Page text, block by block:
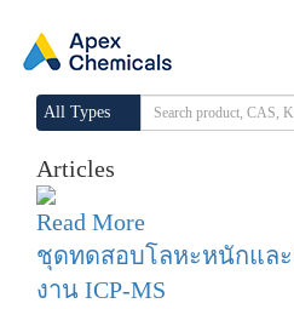
All Types
Articles
Read More
ชุดทดสอบโลหะหนักแล
งาน ICP-MS